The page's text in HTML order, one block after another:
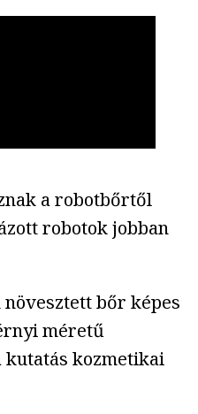
a robotbőrtől
robotok jobban
bőr képes
méretű
kutatás kozmetikai